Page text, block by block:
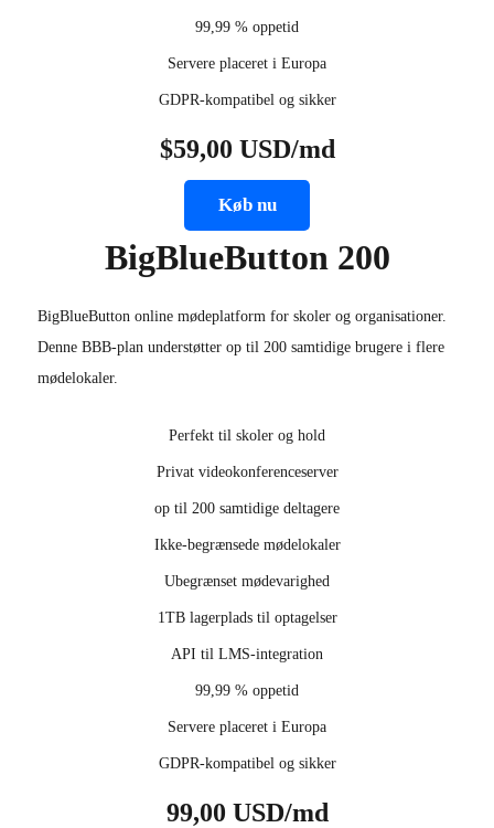
99,99 % oppetid
Servere placeret i Europa
GDPR-kompatibel og sikker
$59,00 USD/md
Køb nu
BigBlueButton 200
BigBlueButton online mødeplatform for skoler og organisationer.
Denne BBB-plan understøtter op til 200 samtidige brugere i flere
mødelokaler.
Perfekt til skoler og hold
Privat videokonferenceserver
op til 200 samtidige deltagere
Ikke-begrænsede mødelokaler
Ubegrænset mødevarighed
1TB lagerplads til optagelser
API til LMS-integration
99,99 % oppetid
Servere placeret i Europa
GDPR-kompatibel og sikker
99,00 USD/md